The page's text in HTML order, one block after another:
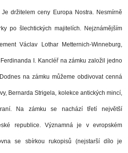
držitelem ceny Europa Nostra. Nesmírně
po šlechtických majitelích. Nejznámějším
Václav Lothar Metternich-Winneburg,
I. Kancléř na zámku založil jedno
na zámku můžeme obdivovat cenná
Bernarda Strigela, kolekce antických mincí,
Na zámku se nachází třetí největší
republice. Významná je v evropském
se sbírkou rukopisů (nejstarší dílo je